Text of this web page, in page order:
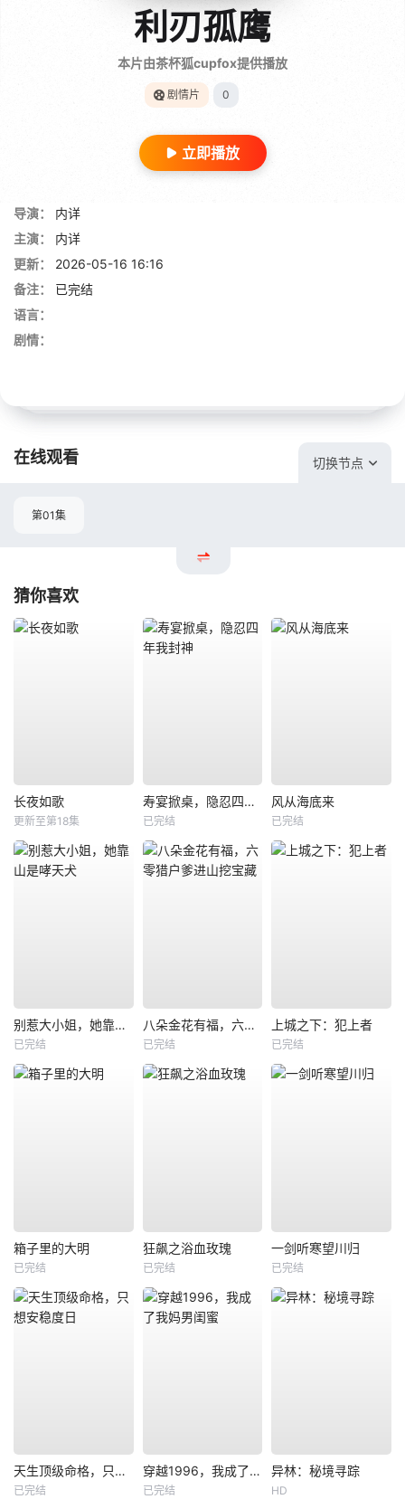
利刃孤鹰
本片由茶杯狐cupfox提供播放
剧情片 0
立即播放
导演：
内详
主演：
内详
更新：
2026-05-16 16:16
备注：
已完结
语言：
剧情：
在线观看 切换节点
第01集
猜你喜欢
长夜如歌
更新至第18集
寿宴掀桌，隐忍四年我封神
已完结
风从海底来
已完结
别惹大小姐，她靠山是哮天犬
已完结
八朵金花有福，六零猎户爹进山挖宝藏
已完结
上城之下：犯上者
已完结
箱子里的大明
已完结
狂飙之浴血玫瑰
已完结
一剑听寒望川归
已完结
天生顶级命格，只想安稳度日
已完结
穿越1996，我成了我妈男闺蜜
已完结
异林：秘境寻踪
HD